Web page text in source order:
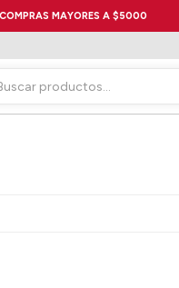
MAYORES A $5000